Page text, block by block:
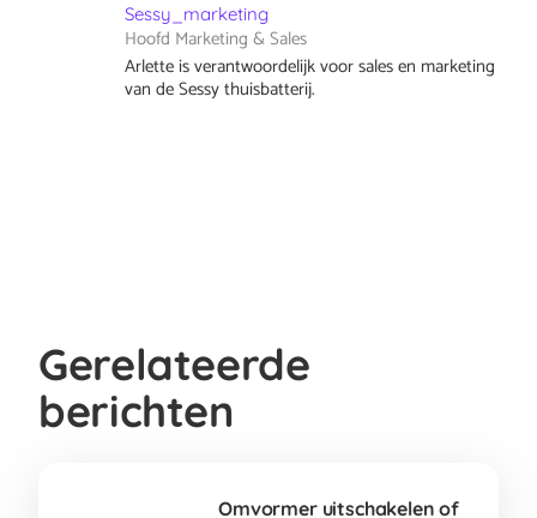
Sessy_marketing
Hoofd Marketing & Sales
Arlette is verantwoordelijk voor sales en marketing
van de Sessy thuisbatterij.
Gerelateerde
berichten
Omvormer uitschakelen of